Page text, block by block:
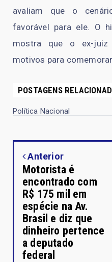
avaliam que o
favorável para ele. O
mostra que o ex-
motivos para
POSTAGENS
Política Nacional
Anterior
Motorista é
encontrado com
R$ 175 mil em
espécie na Av.
Brasil e diz que
dinheiro pertence
a deputado
federal